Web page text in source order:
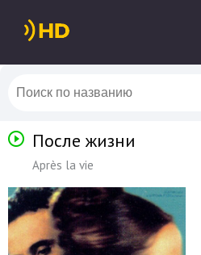
После жизни
Après la vie